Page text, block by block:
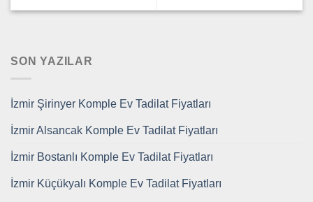
SON YAZILAR
İzmir Şirinyer Komple Ev Tadilat Fiyatları
İzmir Alsancak Komple Ev Tadilat Fiyatları
İzmir Bostanlı Komple Ev Tadilat Fiyatları
İzmir Küçükyalı Komple Ev Tadilat Fiyatları